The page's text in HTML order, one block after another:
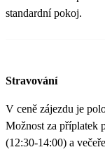
standardní pokoj.
Stravování
V ceně zájezdu je
Možnost za příplatek
(12:30-14:00) a